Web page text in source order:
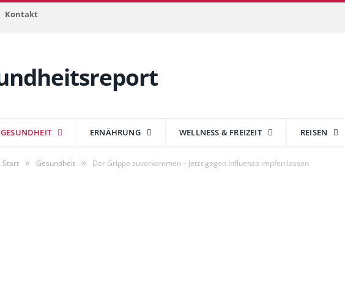
Kontakt
GESUNDHEIT ERNÄHRUNG WELLNESS & FREIZEIT REISEN
Start » Gesundheit » Der Grippe zuvorkommen – Jetzt gegen Influenza impfen lassen